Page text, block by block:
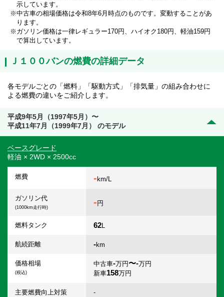
示しています。
中古車の相場価格は令和8年6月時点のものです。変動することがあ
ります。
ガソリン価格は一律レギュラー170円、ハイオク180円、軽油159円
で算出しています。
Ｊ１００バンの燃費の詳細データ
各モデルごとの「燃料」「駆動方式」「排気量」の組み合わせに
よる燃費の違いをご紹介します。
平成9年5月（1997年5月）〜
平成11年7月（1999年7月） のモデル
ベースグレード
軽油 × 2WD × 2500cc
燃費 - km/L
ガソリン代
(1000km走行時) - 円
燃料タンク 62L
航続距離 -km
価格相場
(税込)
中古車-万円〜-万円
新車158万円
主要燃費向上対策 -